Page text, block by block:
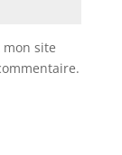
site